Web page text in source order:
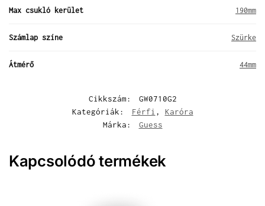
Max csukló kerület 190mm
Számlap színe Szürke
Átmérő 44mm
Cikkszám:
GW0710G2
Kategóriák:
Férfi , Karóra
Márka:
Guess
Kapcsolódó termékek